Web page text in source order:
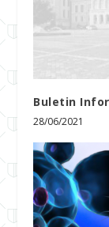
Buletin
28/06/2021